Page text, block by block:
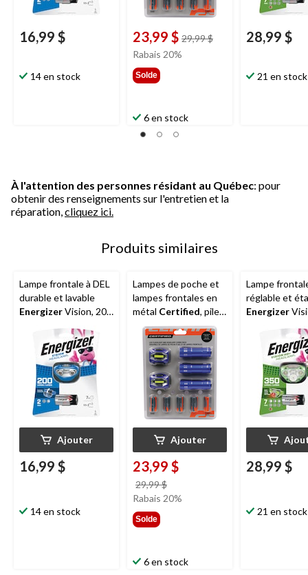
16,99 $
14 en stock
23,99 $ 29,99 $prix
Rabais 20%
Solde
6 en stock
28,99 $
21 en stock
À l'attention des personnes résidant au Québec: pour
obtenir des renseignements sur l'entretien et la
réparation, cliquez ici.
Produits similaires
Lampe frontale à DEL
durable et lavable
EnergizerVision, 200
comprises
Ajouter
16,99 $
14 en stock
Lampes de poche et
lampes frontales en
métal Certified, piles
comprises, paq. 5
Ajouter
23,99 $
29,99 $
était
Rabais 20%
Solde
6 en stock
Lampe
réglable et
Energizer
piles
28,99 $
21 en stock